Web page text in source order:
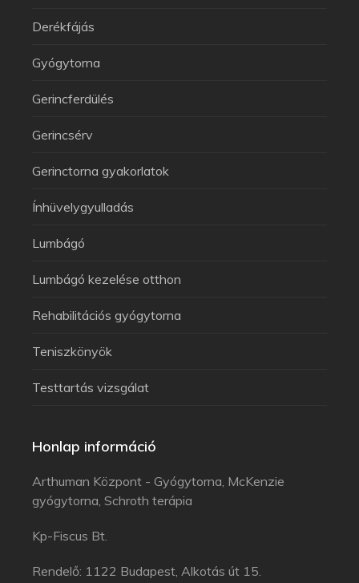
Derékfájás
Gyógytorna
Gerincferdülés
Gerincsérv
Gerinctorna gyakorlatok
Ínhüvelygyulladás
Lumbágó
Lumbágó kezelése otthon
Rehabilitációs gyógytorna
Teniszkönyök
Testtartás vizsgálat
Honlap információ
Arthuman Központ - Gyógytorna, McKenzie
gyógytorna, Schroth terápia
Kp-Fiscus Bt.
Rendelő: 1122 Budapest, Alkotás út 15.